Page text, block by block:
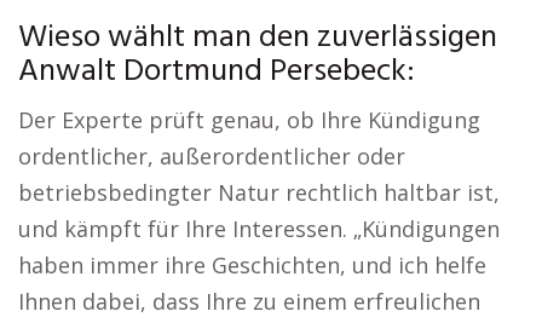
Wieso wählt man den zuverlässigen
Anwalt Dortmund Persebeck:
Der Experte prüft genau, ob Ihre Kündigung
ordentlicher, außerordentlicher oder
betriebsbedingter Natur rechtlich haltbar ist,
und kämpft für Ihre Interessen. „Kündigungen
haben immer ihre Geschichten, und ich helfe
Ihnen dabei, dass Ihre zu einem erfreulichen